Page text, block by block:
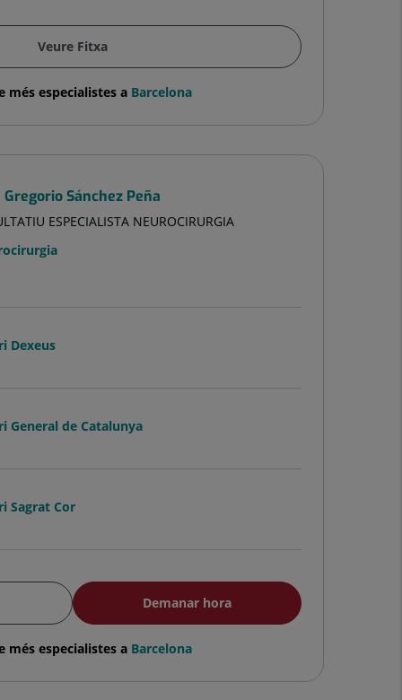
Veure Fitxa
més especialistes a Barcelona
Gregorio Sánchez Peña
ESPECIALISTA NEUROCIRURGIA
Dexeus
General de Catalunya
Sagrat Cor
Demanar hora
més especialistes a Barcelona